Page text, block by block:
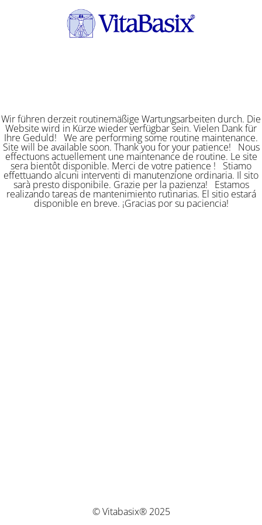
Wir führen derzeit routinemäßige Wartungsarbeiten durch. Die
Website wird in Kürze wieder verfügbar sein. Vielen Dank für
Ihre Geduld! We are performing some routine maintenance.
Site will be available soon. Thank you for your patience! Nous
effectuons actuellement une maintenance de routine. Le site
sera bientôt disponible. Merci de votre patience ! Stiamo
effettuando alcuni interventi di manutenzione ordinaria. Il sito
sarà presto disponibile. Grazie per la pazienza! Estamos
realizando tareas de mantenimiento rutinarias. El sitio estará
disponible en breve. ¡Gracias por su paciencia!
© Vitabasix® 2025